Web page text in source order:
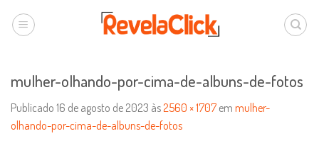
mulher-olhando-por-cima-de-albuns-de-fotos
Publicado 16 de agosto de 2023 às2560 × 1707 em mulher-
olhando-por-cima-de-albuns-de-fotos